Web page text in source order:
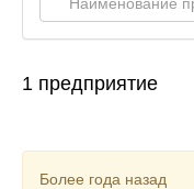
1 предприятие
Более года назад